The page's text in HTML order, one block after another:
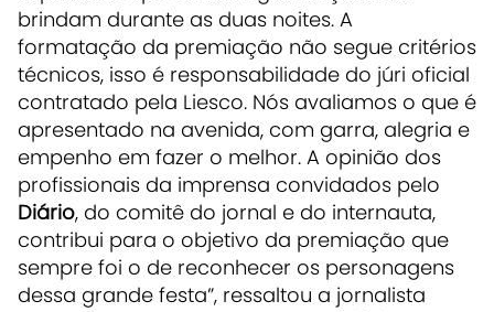
brindam durante as duas noites. A
formatação da premiação não segue critérios
técnicos, isso é responsabilidade do júri oficial
contratado pela Liesco. Nós avaliamos o que é
apresentado na avenida, com garra, alegria e
empenho em fazer o melhor. A opinião dos
profissionais da imprensa convidados pelo
Diário, do comitê do jornal e do internauta,
contribui para o objetivo da premiação que
sempre foi o de reconhecer os personagens
dessa grande festa”, ressaltou a jornalista